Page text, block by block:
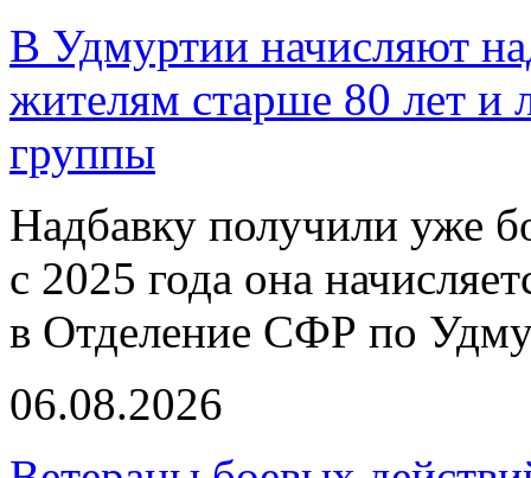
В Удмуртии начисляют
жителям старше 80 лет и
группы
Надбавку получили уже
с 2025 года она
в Отделение СФР по
06.08.2026